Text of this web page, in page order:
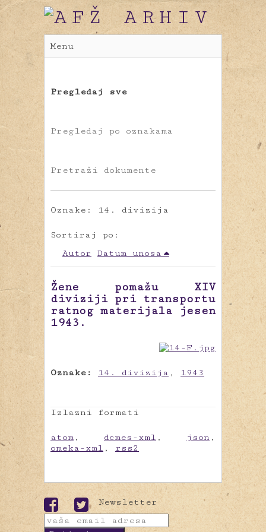
Menu
Pregledaj sve
Pregledaj po oznakama
Pretraži dokumente
Oznake: 14. divizija
Sortiraj po:
Autor
Datum unosa
Žene pomažu XIV
diviziji pri transportu
ratnog materijala jesen
1943.
Oznake: 14. divizija , 1943
Izlazni formati
atom , dcmes-xml , json ,
omeka-xml , rss2
Newsletter